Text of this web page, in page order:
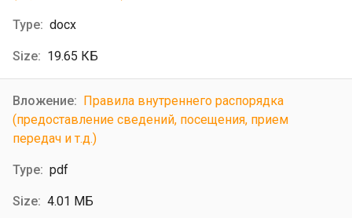
docx
19.65 КБ
Правила внутреннего распорядка
(предоставление сведений, посещения, прием
передач и т.д.)
pdf
4.01 МБ